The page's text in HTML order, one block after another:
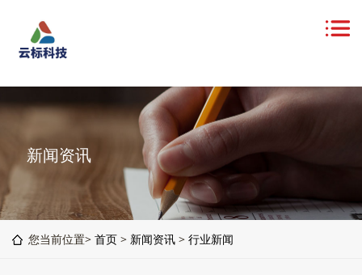
新闻资讯
您当前位置> 首页 > 新闻资讯 > 行业新闻